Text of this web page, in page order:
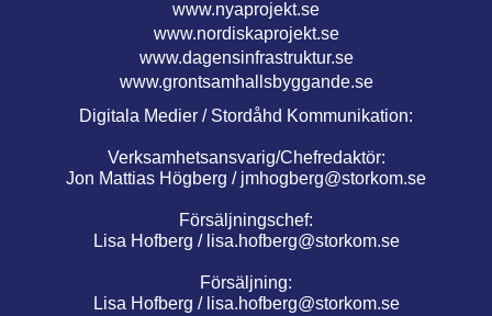
www.nyaprojekt.se
www.nordiskaprojekt.se
www.dagensinfrastruktur.se
www.grontsamhallsbyggande.se
Digitala Medier / Stordåhd Kommunikation:
Verksamhetsansvarig/Chefredaktör:
Jon Mattias Högberg / jmhogberg@storkom.se
Försäljningschef:
Lisa Hofberg / lisa.hofberg@storkom.se
Försäljning:
Lisa Hofberg / lisa.hofberg@storkom.se